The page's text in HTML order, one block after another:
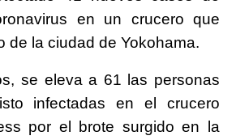
en un crucero que
de la ciudad de Yokohama.
se eleva a 61 las personas
infectadas en el crucero
por el brote surgido en la